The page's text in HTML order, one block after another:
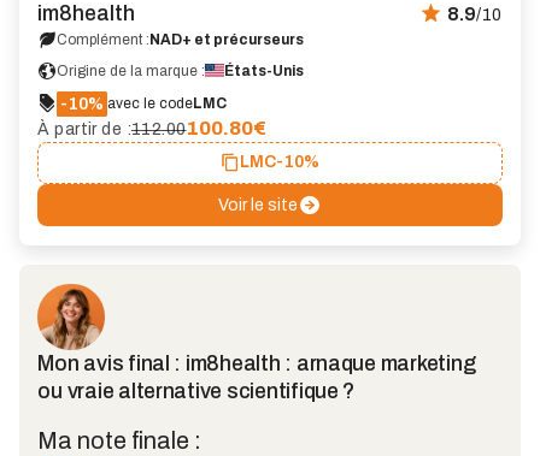
im8health 8.9/10
Complément :NAD+ et précurseurs
Origine de la marque :
États-Unis
-10% avec le codeLMC
À partir de :112.00100.80€
LMC-10%
Voir le site
Mon avis final : im8health : arnaque marketing
ou vraie alternative scientifique ?
Ma note finale :